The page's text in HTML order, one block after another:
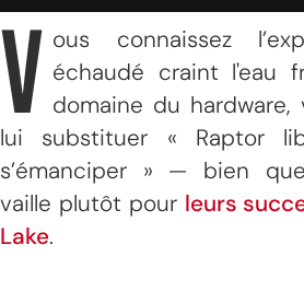
V ous connaissez
échaudé craint l'eau
domaine du hardware,
lui substituer « Raptor
s’émanciper » — bien
vaille plutôt pour leurs
Lake.